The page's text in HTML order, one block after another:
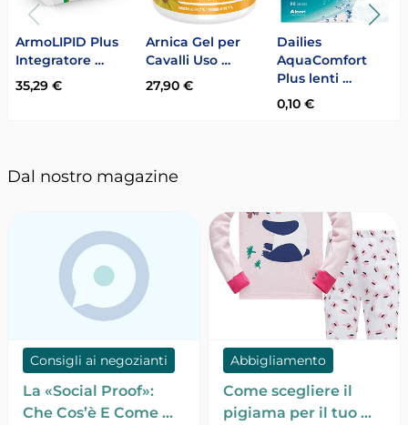
ArmoLIPID Plus
Integratore …
35,29 €
Arnica Gel per
Cavalli Uso …
27,90 €
Dailies
AquaComfort
Plus lenti …
0,10 €
Dal nostro magazine
Consigli ai negozianti
La «Social Proof»:
Che Cos’è E Come …
Abbigliamento
Come scegliere il
pigiama per il tuo …